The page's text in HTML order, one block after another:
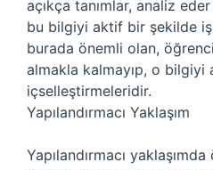
açıkça tanımlar, analiz
bu bilgiyi aktif bir şekilde
burada önemli olan,
almakla kalmayıp, o bilgiyi
içselleştirmeleridir.
Yapılandırmacı Yaklaşım
Yapılandırmacı